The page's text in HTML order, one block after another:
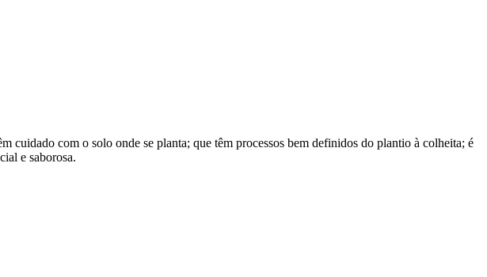
cuidado com o solo onde se planta; que têm processos bem definidos do plantio à colheita; é
e saborosa.